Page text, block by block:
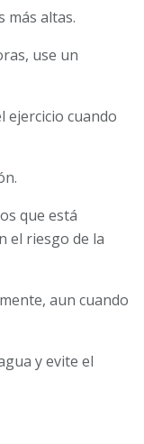
más altas.
use un
ejercicio cuando
que está
el riesgo de la
aun cuando
y evite el